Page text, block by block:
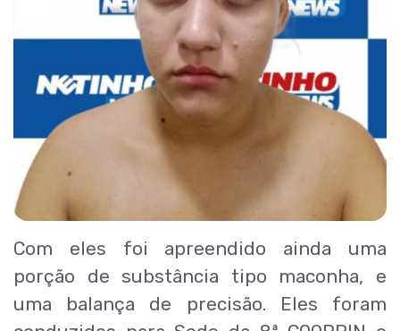
Com eles foi apreendido ainda uma
porção de substância tipo maconha, e
uma balança de precisão. Eles foram